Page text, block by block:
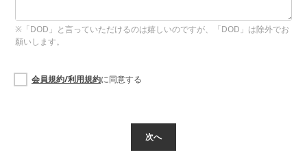
※「DOD」と言っていただけるのは嬉しいのですが、「DOD」は除外でお
願いします。
会員規約/利用規約に同意する
次へ